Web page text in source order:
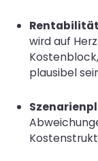
wird auf
plausibel